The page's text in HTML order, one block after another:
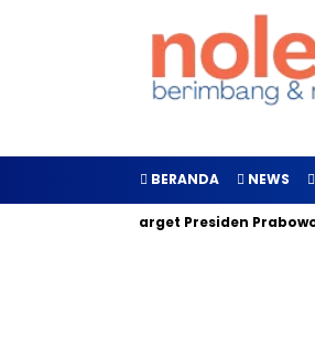
BERANDA NEWS
Inilah Target Presiden Prabowo